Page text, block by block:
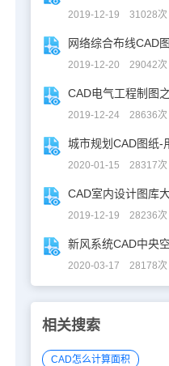
2019-12-19 31028次
网络综合布线CAD图
2019-12-20 29042次
CAD电气工程制图
2019-12-24 28636次
城市规划CAD图纸-
2020-01-15 28317次
2019-12-19 28236次
新风系统CAD中央
2020-03-17 28178次
相关搜索
CAD怎么计算面积